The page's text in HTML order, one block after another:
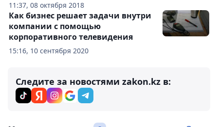
11:37, 08 октября 2018
15:16, 10 сентября 2020
Как бизнес решает задачи внутри
компании с помощью
корпоративного телевидения
Следите за новостями zakon.kz в: